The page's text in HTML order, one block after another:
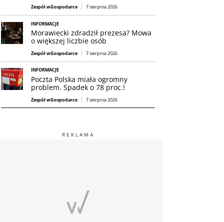
Zespół wGospodarce 7 sierpnia 2026
INFORMACJE
Morawiecki zdradził prezesa? Mowa
o większej liczbie osób
Zespół wGospodarce 7 sierpnia 2026
INFORMACJE
Poczta Polska miała ogromny
problem. Spadek o 78 proc.!
Zespół wGospodarce 7 sierpnia 2026